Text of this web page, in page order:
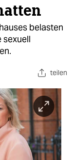
belasten
sexuell
teilen